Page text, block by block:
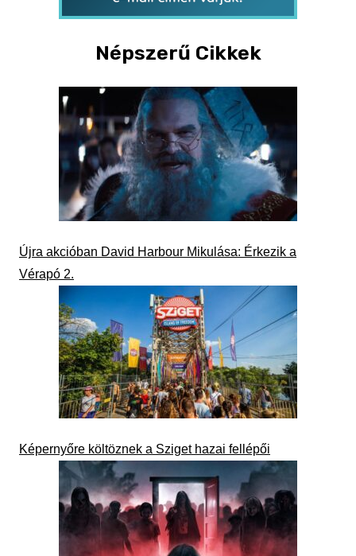
Népszerű Cikkek
Újra akcióban David Harbour Mikulása: Érkezik a
Vérapó 2.
Képernyőre költöznek a Sziget hazai fellépői